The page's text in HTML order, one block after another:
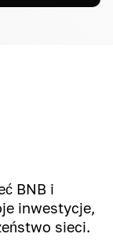
BNB i
inwestycje,
sieci.